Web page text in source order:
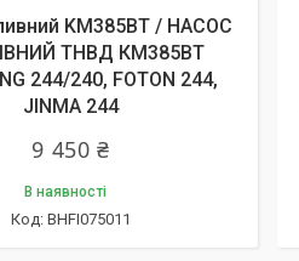
KM385ВТ / НАСОС
ТНВД КМ385ВТ
244/240, FOTON 244,
JINMA 244
9 450 ₴
В наявності
BHFI075011